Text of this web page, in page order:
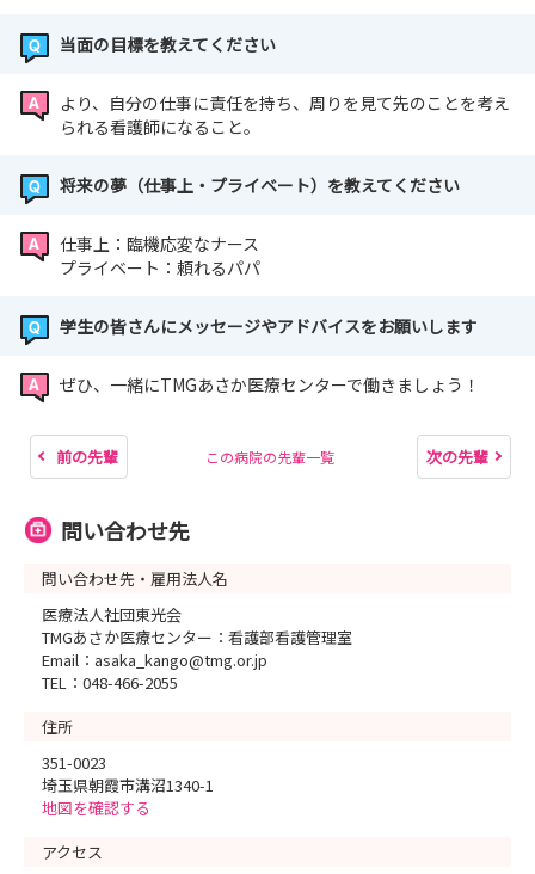
当面の目標を教えてください
より、自分の仕事に責任を持ち、周りを見て先のことを考え
られる看護師になること。
将来の夢（仕事上・プライベート）を教えてください
仕事上：臨機応変なナース
プライベート：頼れるパパ
学生の皆さんにメッセージやアドバイスをお願いします
ぜひ、一緒にTMGあさか医療センターで働きましょう！
前の先輩 この病院の先輩一覧 次の先輩
問い合わせ先
問い合わせ先・雇用法人名
医療法人社団東光会
TMGあさか医療センター：看護部看護管理室
Email：asaka_kango@tmg.or.jp
TEL：048-466-2055
住所
351-0023
埼玉県朝霞市溝沼1340-1
地図を確認する
アクセス